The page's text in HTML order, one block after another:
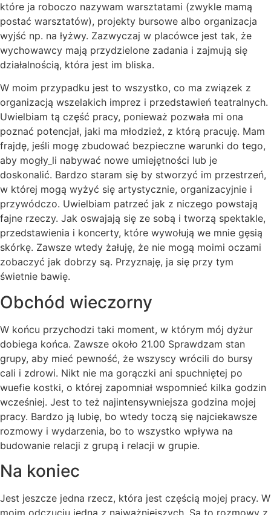
które ja roboczo nazywam warsztatami (zwykle mamą
postać warsztatów), projekty bursowe albo organizacja
wyjść np. na łyżwy. Zazwyczaj w placówce jest tak, że
wychowawcy mają przydzielone zadania i zajmują się
działalnością, która jest im bliska.
W moim przypadku jest to wszystko, co ma związek z
organizacją wszelakich imprez i przedstawień teatralnych.
Uwielbiam tą część pracy, ponieważ pozwała mi ona
poznać potencjał, jaki ma młodzież, z którą pracuję. Mam
frajdę, jeśli mogę zbudować bezpieczne warunki do tego,
aby mogły_li nabywać nowe umiejętności lub je
doskonalić. Bardzo staram się by stworzyć im przestrzeń,
w której mogą wyżyć się artystycznie, organizacyjnie i
przywódczo. Uwielbiam patrzeć jak z niczego powstają
fajne rzeczy. Jak oswajają się ze sobą i tworzą spektakle,
przedstawienia i koncerty, które wywołują we mnie gęsią
skórkę. Zawsze wtedy żałuję, że nie mogą moimi oczami
zobaczyć jak dobrzy są. Przyznaję, ja się przy tym
świetnie bawię.
Obchód wieczorny
W końcu przychodzi taki moment, w którym mój dyżur
dobiega końca. Zawsze około 21.00 Sprawdzam stan
grupy, aby mieć pewność, że wszyscy wrócili do bursy
cali i zdrowi. Nikt nie ma gorączki ani spuchniętej po
wuefie kostki, o której zapomniał wspomnieć kilka godzin
wcześniej. Jest to też najintensywniejsza godzina mojej
pracy. Bardzo ją lubię, bo wtedy toczą się najciekawsze
rozmowy i wydarzenia, bo to wszystko wpływa na
budowanie relacji z grupą i relacji w grupie.
Na koniec
Jest jeszcze jedna rzecz, która jest częścią mojej pracy. W